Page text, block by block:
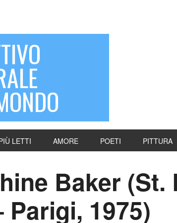
LETTI AMORE POETI PITTURA
Baker (St.
Parigi, 1975)